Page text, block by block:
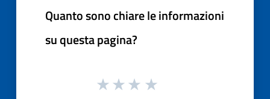
Quanto sono chiare le informazioni
su questa pagina?